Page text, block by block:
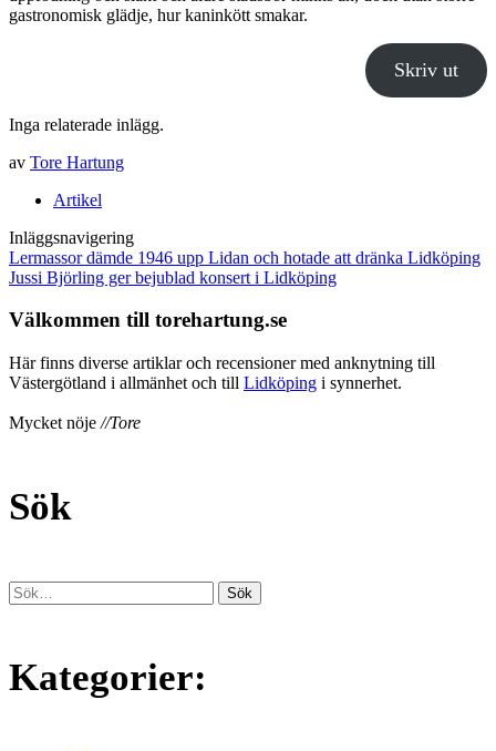
gastronomisk glädje, hur kaninkött smakar.
Skriv ut
Inga relaterade inlägg.
av Tore Hartung
Artikel
Inläggsnavigering
Lermassor dämde 1946 upp Lidan och hotade att dränka Lidköping
Jussi Björling ger bejublad konsert i Lidköping
Välkommen till torehartung.se
Här finns diverse artiklar och recensioner med anknytning till
Västergötland i allmänhet och till Lidköping i synnerhet.
Mycket nöje //Tore
Sök
Kategorier: